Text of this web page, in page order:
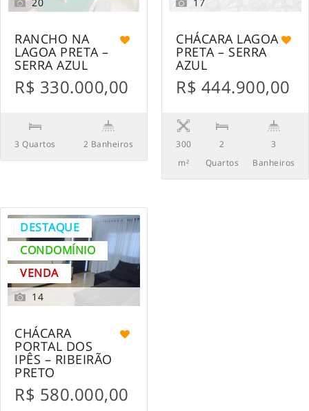
RANCHO NA
LAGOA PRETA –
SERRA AZUL
R$ 330.000,00
3 Quartos 2 Banheiros
CHÁCARA LAGOA
PRETA – SERRA
AZUL
R$ 444.900,00
300
m²
2
Quartos
3
Banheiros
DESTAQUE
CONDOMÍNIO
VENDA
14
CHÁCARA
PORTAL DOS
IPÊS – RIBEIRÃO
PRETO
R$ 580.000,00